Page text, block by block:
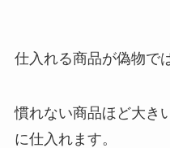
仕入れる商品が偽物で
慣れない商品ほど大き
に仕入れます。